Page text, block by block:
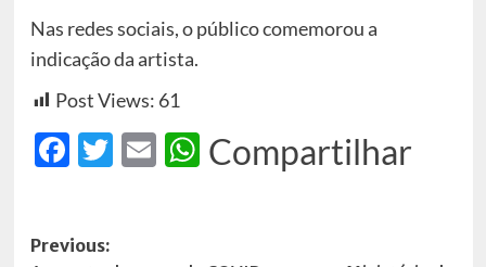
Nas redes sociais, o público comemorou a
indicação da artista.
Post Views: 61
Facebook
Twitter
EmailWhatsApp
Compartilhar
Post
Previous: